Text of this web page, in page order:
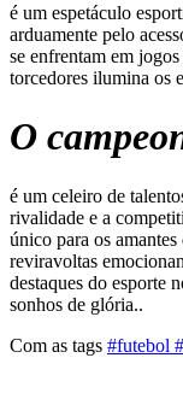
é um espetáculo
arduamente pelo
se enfrentam em
torcedores ilumina os
O
é um celeiro de
rivalidade e a
único para os
reviravoltas
destaques do esporte
sonhos de glória..
Com as tags #futebol